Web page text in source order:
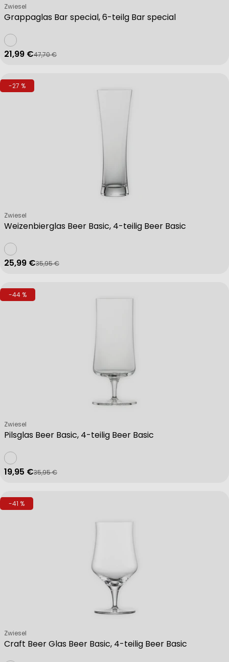
Grappaglas Bar special, 6-teilg Bar special
Verkäufer:
Zwiesel
Verkaufspreis
21,99 €
Regulärer Preis
47,70 €
-27 %
Weizenbierglas Beer Basic, 4-teilig Beer Basic
Verkäufer:
Zwiesel
Verkaufspreis
25,99 €
Regulärer Preis
35,95 €
-44 %
Pilsglas Beer Basic, 4-teilig Beer Basic
Verkäufer:
Zwiesel
Verkaufspreis
19,95 €
Regulärer Preis
35,95 €
-41 %
Craft Beer Glas Beer Basic, 4-teilig Beer Basic
Verkäufer:
Zwiesel